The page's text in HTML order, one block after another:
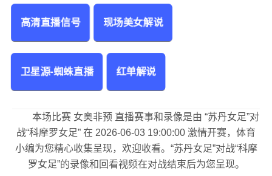
苏丹女足vs科摩罗女足 女奥非预
高清直播信号 现场美女解说
卫星源-蜘蛛直播 红单解说
本场比赛 女奥非预 直播赛事和录像是由 “苏丹女足”对
战“科摩罗女足” 在 2026-06-03 19:00:00 激情开赛，体育
小编为您精心收集呈现，欢迎收看。“苏丹女足”对战“科摩
罗女足”的录像和回看视频在对战结束后为您呈现。